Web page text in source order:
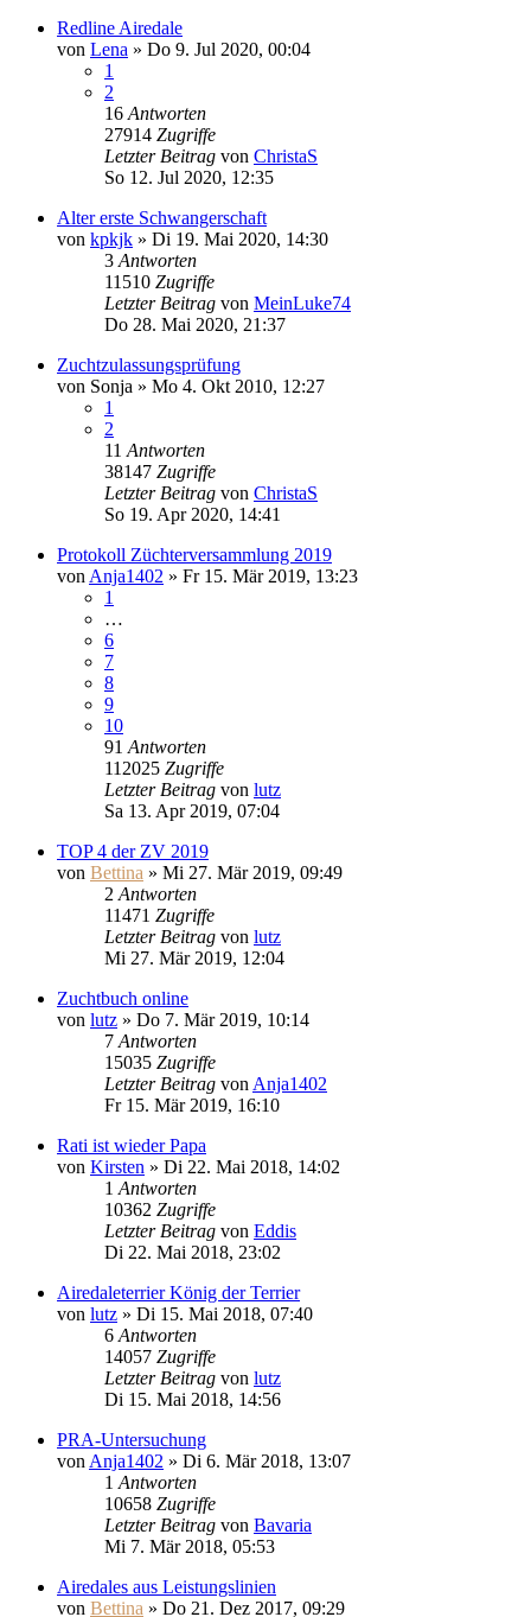
Redline Airedale
von Lena » Do 9. Jul 2020, 00:04
1
2
16 Antworten
27914 Zugriffe
Letzter Beitrag von ChristaS
So 12. Jul 2020, 12:35
Alter erste Schwangerschaft
von kpkjk » Di 19. Mai 2020, 14:30
3 Antworten
11510 Zugriffe
Letzter Beitrag von MeinLuke74
Do 28. Mai 2020, 21:37
Zuchtzulassungsprüfung
von Sonja » Mo 4. Okt 2010, 12:27
1
2
11 Antworten
38147 Zugriffe
Letzter Beitrag von ChristaS
So 19. Apr 2020, 14:41
Protokoll Züchterversammlung 2019
von Anja1402 » Fr 15. Mär 2019, 13:23
1
…
6
7
8
9
10
91 Antworten
112025 Zugriffe
Letzter Beitrag von lutz
Sa 13. Apr 2019, 07:04
TOP 4 der ZV 2019
von Bettina » Mi 27. Mär 2019, 09:49
2 Antworten
11471 Zugriffe
Letzter Beitrag von lutz
Mi 27. Mär 2019, 12:04
Zuchtbuch online
von lutz » Do 7. Mär 2019, 10:14
7 Antworten
15035 Zugriffe
Letzter Beitrag von Anja1402
Fr 15. Mär 2019, 16:10
Rati ist wieder Papa
von Kirsten » Di 22. Mai 2018, 14:02
1 Antworten
10362 Zugriffe
Letzter Beitrag von Eddis
Di 22. Mai 2018, 23:02
Airedaleterrier König der Terrier
von lutz » Di 15. Mai 2018, 07:40
6 Antworten
14057 Zugriffe
Letzter Beitrag von lutz
Di 15. Mai 2018, 14:56
PRA-Untersuchung
von Anja1402 » Di 6. Mär 2018, 13:07
1 Antworten
10658 Zugriffe
Letzter Beitrag von Bavaria
Mi 7. Mär 2018, 05:53
Airedales aus Leistungslinien
von Bettina » Do 21. Dez 2017, 09:29